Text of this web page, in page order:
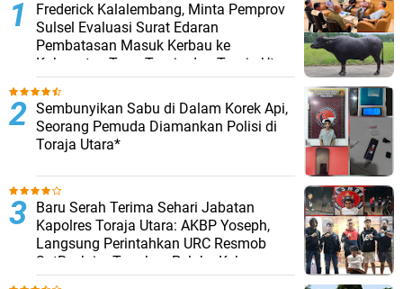
Frederick Kalalembang, Minta Pemprov
Sulsel Evaluasi Surat Edaran
Pembatasan Masuk Kerbau ke
Kabupaten Tana Toraja dan Toraja Utara
Sembunyikan Sabu di Dalam Korek Api,
Seorang Pemuda Diamankan Polisi di
Toraja Utara*
Baru Serah Terima Sehari Jabatan
Kapolres Toraja Utara: AKBP Yoseph,
Langsung Perintahkan URC Resmob
SatReskrim Tangkap Pelaku Kekerasan
Seksual Anak Di Bawah Umur